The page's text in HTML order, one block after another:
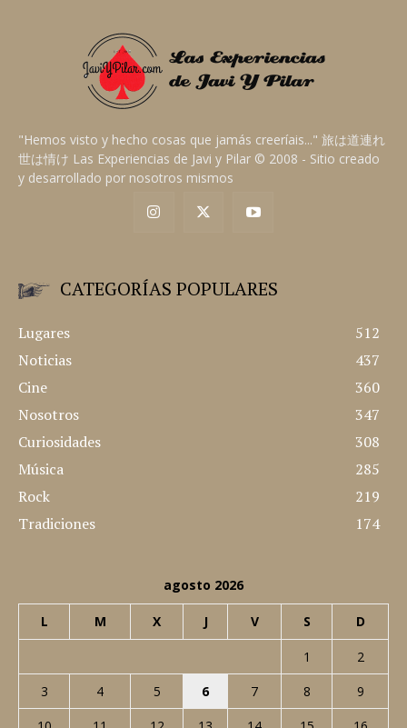
"Hemos visto y hecho cosas que jamás creeríais..." 旅は道連れ
世は情け Las Experiencias de Javi y Pilar © 2008 - Sitio creado
y desarrollado por nosotros mismos
CATEGORÍAS POPULARES
Lugares
512
Noticias
437
Cine
360
Nosotros
347
Curiosidades
308
Música
285
Rock
219
Tradiciones
174
agosto 2026
L M X J V S D
1
2
3
4 5 6 7 8
9